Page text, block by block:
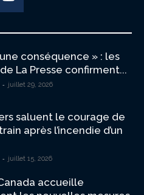
conséquence » : les
La Presse confirment...
- juillet 29, 2026
saluent le courage de
après l’incendie d’un
- juillet 15, 2026
accueille